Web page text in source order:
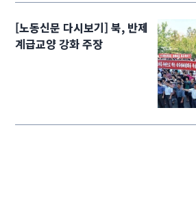
[노동신문 다시보기] 북, 반제
계급교양 강화 주장